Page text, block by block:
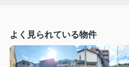
よく見られている物件